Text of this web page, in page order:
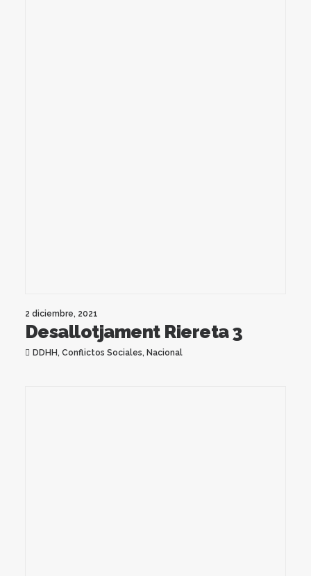
2 diciembre, 2021
Desallotjament Riereta 3
DDHH, Conflictos Sociales, Nacional